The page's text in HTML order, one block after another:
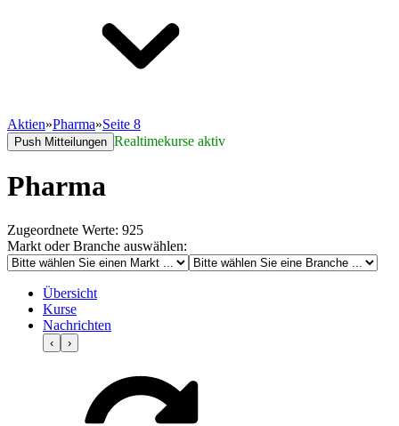
Aktien»Pharma»Seite 8
Push Mitteilungen Realtimekurse aktiv
Pharma
Zugeordnete Werte: 925
Markt oder Branche auswählen:
Übersicht
Kurse
Nachrichten
‹ ›